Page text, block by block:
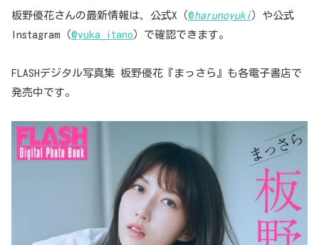
板野優花さんの最新情報は、公式X（@harunoyuki）や公式
Instagram（@yuka_itano ）で確認できます。
FLASHデジタル写真集 板野優花『まっさら』も各電子書店で
発売中です。